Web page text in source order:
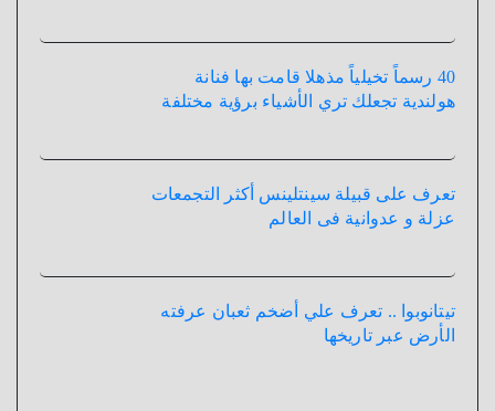
40 رسماً تخيلياً مذهلا قامت بها فنانة
هولندية تجعلك تري الأشياء برؤية مختلفة
تعرف على قبيلة سينتلينس أكثر التجمعات
عزلة و عدوانية فى العالم
تيتانوبوا .. تعرف علي أضخم ثعبان عرفته
الأرض عبر تاريخها